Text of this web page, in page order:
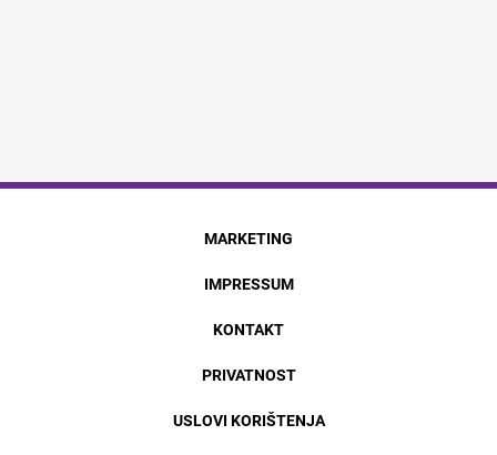
MARKETING
IMPRESSUM
KONTAKT
PRIVATNOST
USLOVI KORIŠTENJA